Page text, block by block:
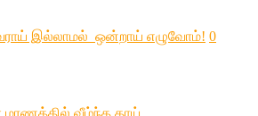
இல்லாமல் ஒன்றாய் எழுவோம்! 0
மரணத்தில் வீழ்ந்த தாய்…